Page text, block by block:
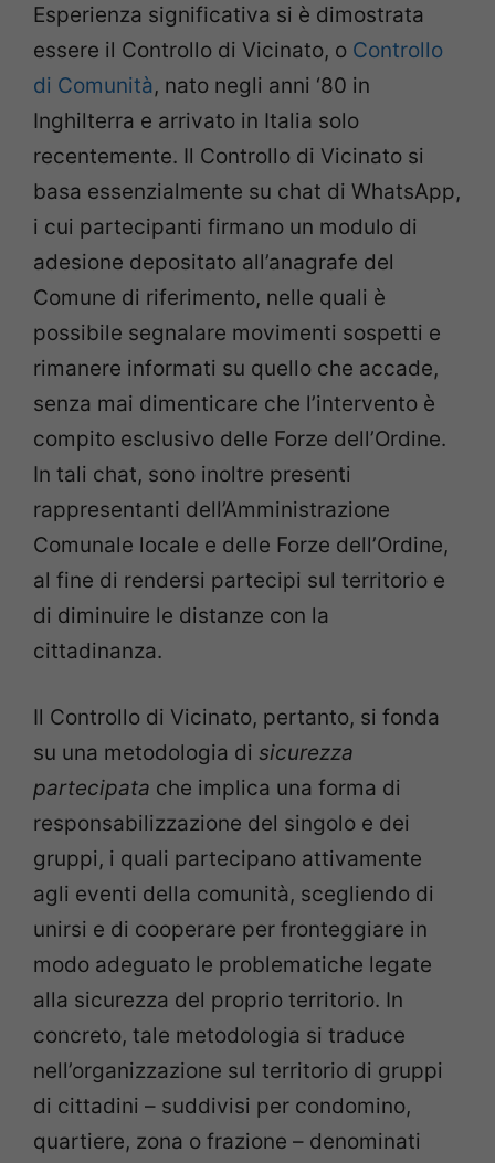
Esperienza significativa si è dimostrata
essere il Controllo di Vicinato, o Controllo
di Comunità, nato negli anni ‘80 in
Inghilterra e arrivato in Italia solo
recentemente. Il Controllo di Vicinato si
basa essenzialmente su chat di WhatsApp,
i cui partecipanti firmano un modulo di
adesione depositato all’anagrafe del
Comune di riferimento, nelle quali è
possibile segnalare movimenti sospetti e
rimanere informati su quello che accade,
senza mai dimenticare che l’intervento è
compito esclusivo delle Forze dell’Ordine.
In tali chat, sono inoltre presenti
rappresentanti dell’Amministrazione
Comunale locale e delle Forze dell’Ordine,
al fine di rendersi partecipi sul territorio e
di diminuire le distanze con la
cittadinanza.
Il Controllo di Vicinato, pertanto, si fonda
su una metodologia di sicurezza
partecipata che implica una forma di
responsabilizzazione del singolo e dei
gruppi, i quali partecipano attivamente
agli eventi della comunità, scegliendo di
unirsi e di cooperare per fronteggiare in
modo adeguato le problematiche legate
alla sicurezza del proprio territorio. In
concreto, tale metodologia si traduce
nell’organizzazione sul territorio di gruppi
di cittadini – suddivisi per condomino,
quartiere, zona o frazione – denominati